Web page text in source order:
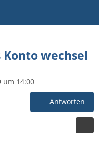
wechsel
um 14:00
Antworten